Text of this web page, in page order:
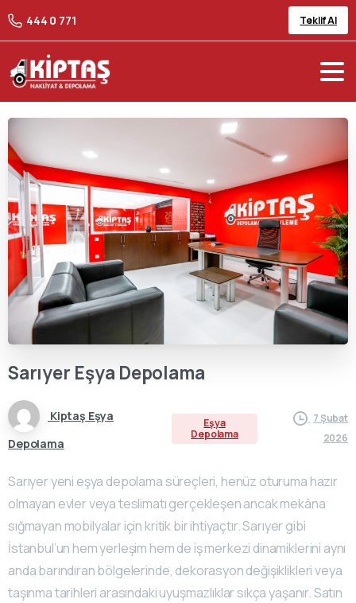
444 0 771 Teklif Al
Sarıyer Eşya Depolama
Kiptaş Eşya
Depolama
Eşya
Depolama
7 Şubat
2026
Sarıyer yeni eşya depolama süreçleri, henüz oturuma hazır
olmayan evler veya teslimatı gerçekleşen ancak mekâna
sığmayan mobilyalar için kritik bir ihtiyaçtır. Sarıyer gibi
İstanbul’un hem yerleşim hem de iş merkezi dinamiklerini aynı
anda barındıran bölgelerinde, dekorasyon değişiklikleri veya
taşınma tarihleri arasındaki uyuşmazlıklar sıkça yaşanır. Satın